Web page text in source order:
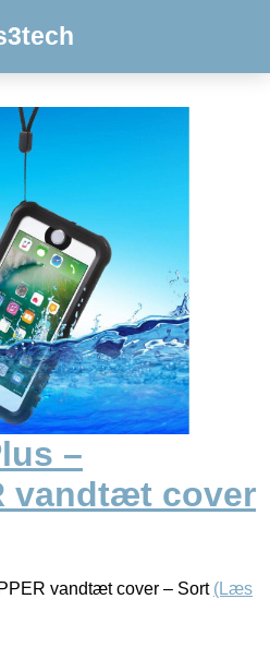
–
vandtæt cover
vandtæt cover – Sort (Læs